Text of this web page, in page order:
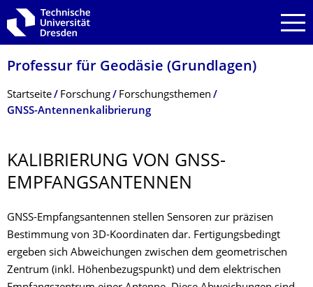
Zur Hauptnavigation springen
Zur Suche springen
Zum Inhalt springen
Professur für Geodäsie (Grundlagen)
Breadcrumb-Menü
Startseite Forschung
Forschungsthemen
GNSS-Antennenkalibrierung
KALIBRIERUNG VON GNSS-
EMPFANGSANTEN­NEN
GNSS-Empfangsantennen stellen Sensoren zur präzisen
Bestimmung von 3D-Koordinaten dar. Fertigungsbedingt
ergeben sich Abweichungen zwischen dem geometrischen
Zentrum (inkl. Höhenbezugspunkt) und dem elektrischen